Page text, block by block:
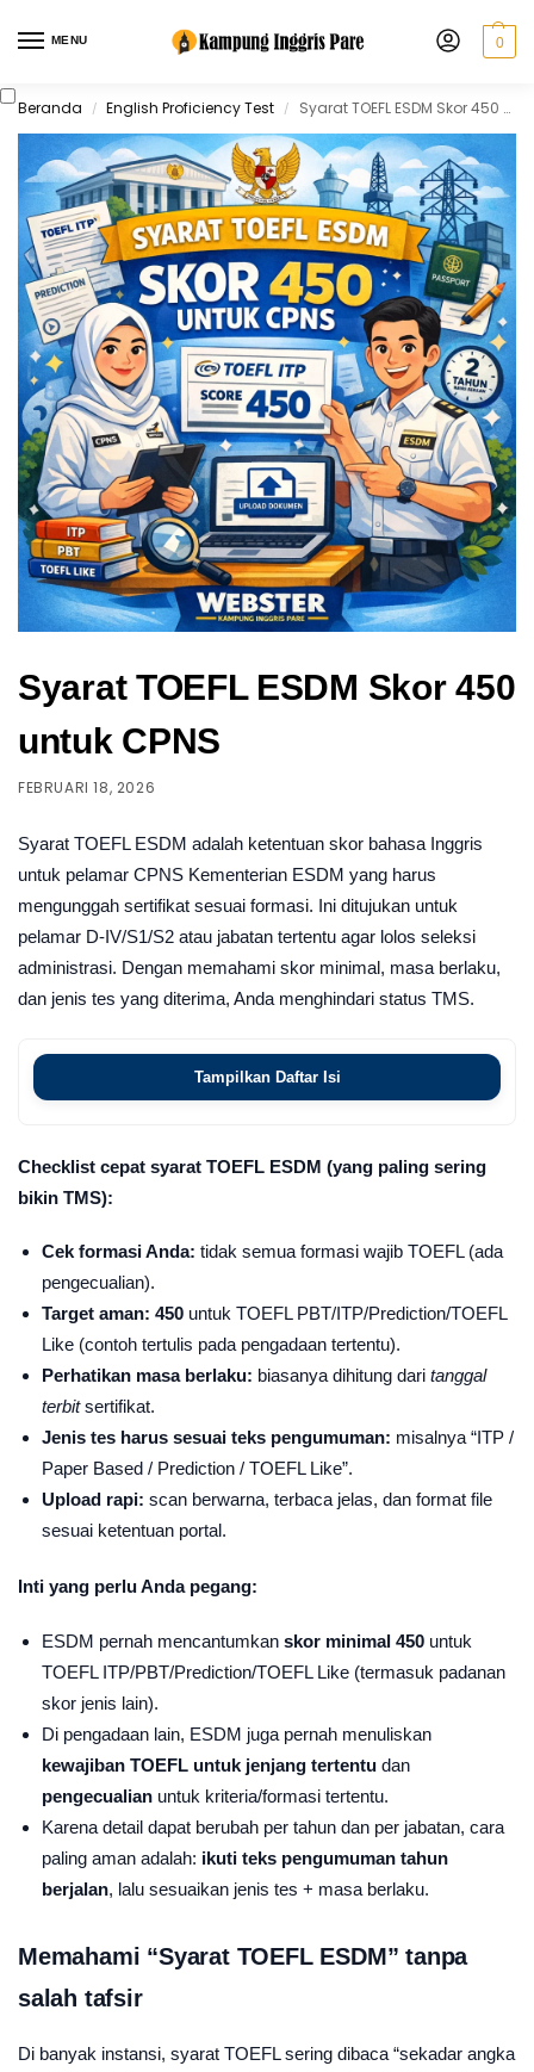
MENU 0
Beranda / English Proficiency Test / Syarat TOEFL ESDM Skor 450 untuk CPNS
Syarat TOEFL ESDM Skor 450
untuk CPNS
FEBRUARI 18, 2026
Syarat TOEFL ESDM adalah ketentuan skor bahasa Inggris
untuk pelamar CPNS Kementerian ESDM yang harus
mengunggah sertifikat sesuai formasi. Ini ditujukan untuk
pelamar D-IV/S1/S2 atau jabatan tertentu agar lolos seleksi
administrasi. Dengan memahami skor minimal, masa berlaku,
dan jenis tes yang diterima, Anda menghindari status TMS.
Tampilkan Daftar Isi
Checklist cepat syarat TOEFL ESDM (yang paling sering
bikin TMS):
Cek formasi Anda: tidak semua formasi wajib TOEFL (ada
pengecualian).
Target aman: 450 untuk TOEFL PBT/ITP/Prediction/TOEFL
Like (contoh tertulis pada pengadaan tertentu).
Perhatikan masa berlaku: biasanya dihitung dari tanggal
terbitsertifikat.
Jenis tes harus sesuai teks pengumuman: misalnya “ITP /
Paper Based / Prediction / TOEFL Like”.
Upload rapi: scan berwarna, terbaca jelas, dan format file
sesuai ketentuan portal.
Inti yang perlu Anda pegang:
ESDM pernah mencantumkan skor minimal 450 untuk
TOEFL ITP/PBT/Prediction/TOEFL Like (termasuk padanan
skor jenis lain).
Di pengadaan lain, ESDM juga pernah menuliskan
kewajiban TOEFL untuk jenjang tertentu dan
pengecualian untuk kriteria/formasi tertentu.
Karena detail dapat berubah per tahun dan per jabatan, cara
paling aman adalah: ikuti teks pengumuman tahun
berjalan, lalu sesuaikan jenis tes + masa berlaku.
Memahami “Syarat TOEFL ESDM” tanpa
salah tafsir
Di banyak instansi, syarat TOEFL sering dibaca “sekadar angka